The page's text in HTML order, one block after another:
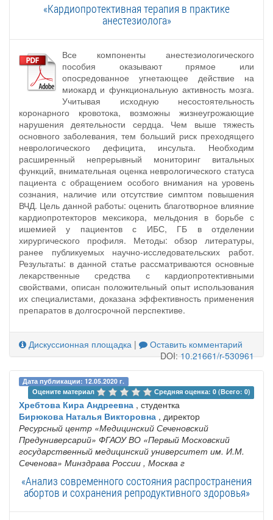
«Кардиопротективная терапия в практике
анестезиолога»
Все компоненты анестезиологического
пособия оказывают прямое или
опосредованное угнетающее действие на
миокард и функциональную активность мозга.
Учитывая исходную несостоятельность
коронарного кровотока, возможны жизнеугрожающие
нарушения деятельности сердца. Чем выше тяжесть
основного заболевания, тем больший риск преходящего
неврологического дефицита, инсульта. Необходим
расширенный непрерывный мониторинг витальных
функций, внимательная оценка неврологического статуса
пациента с обращением особого внимания на уровень
сознания, наличие или отсутствие симптом повышения
ВЧД. Цель данной работы: оценить благотворное влияние
кардиопротекторов мексикора, мельдония в борьбе с
ишемией у пациентов с ИБС, ГБ в отделении
хирургического профиля. Методы: обзор литературы,
ранее публикуемых научно-исследовательских работ.
Результаты: в данной статье рассматриваются основные
лекарственные средства с кардиопротективными
свойствами, описан положительный опыт использования
их специалистами, доказана эффективность применения
препаратов в долгосрочной перспективе.
Дискуссионная площадка |
Оставить комментарий
DOI:10.21661/r-530961
Дата публикации: 12.05.2020 г.
Оцените материал
Средняя оценка: 0 (Всего: 0)
Хребтова Кира Андреевна , студентка
Бирюкова Наталья Викторовна , директор
Ресурсный центр «Медицинский Сеченовский
Предуниверсарий» ФГАОУ ВО «Первый Московский
государственный медицинский университет им. И.М.
Сеченова» Минздрава России , Москва г
«Анализ современного состояния распространения
абортов и сохранения репродуктивного здоровья»